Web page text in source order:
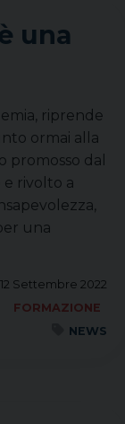
una
riprende
ormai alla
promosso dal
e rivolto a
una
12 Settembre 2022
FORMAZIONE
NEWS